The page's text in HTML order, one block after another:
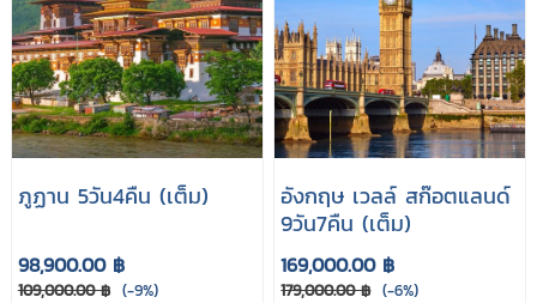
ภูฏาน 5วัน4คืน (เต็ม)
98,900.00 ฿
109,000.00 ฿ (-9%)
อังกฤษ เวลล์ สก๊อตแลนด์
9วัน7คืน (เต็ม)
169,000.00 ฿
179,000.00 ฿ (-6%)